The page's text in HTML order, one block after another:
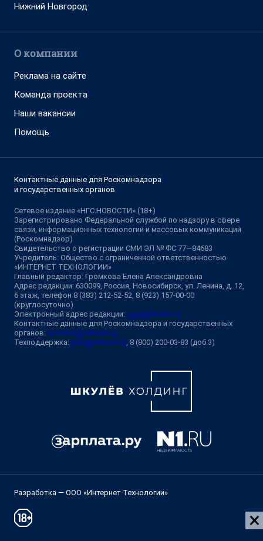
Нижний Новгород
О компании
Реклама на сайте
Команда проекта
Наши вакансии
Помощь
Контактные данные для Роскомнадзора
и государственных органов
Сетевое издание «НГС.НОВОСТИ» (18+)
Зарегистрировано Федеральной службой по надзору в сфере
связи, информационных технологий и массовых коммуникаций
(Роскомнадзор)
Свидетельство о регистрации СМИ ЭЛ № ФС 77—84683
Учредитель: Общество с ограниченной ответственностью
«ИНТЕРНЕТ ТЕХНОЛОГИИ»
Главный редактор: Громкова Елена Александровна
Адрес редакции: 630099, Россия, Новосибирск, ул. Ленина, д. 12,
6 этаж, телефон 8 (383) 212-52-52, 8 (923) 157-00-00
(круглосуточно)
Электронный адрес редакции: ngs@shkulev.ru
Контактные данные для Роскомнадзора и государственных
органов: juristnsk@shkulev.ru
Техподдержка: help@shkulev.ru , 8 (800) 200-03-83 (доб.3)
Разработка — ООО «Интернет Технологии»